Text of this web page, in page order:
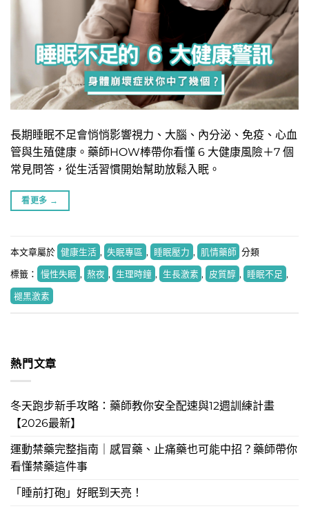
長期睡眠不足會悄悄影響視力、大腦、內分泌、免疫、心血
管與生殖健康。藥師HOW棒帶你看懂 6 大健康風險＋7 個
常見問答，從生活習慣開始幫助放鬆入眠。
看更多 →
本文章屬於 健康生活 , 失眠專區 , 睡眠壓力 , 肌情藥師 分類
標籤： 慢性失眠 , 熬夜 , 生理時鐘 , 生長激素 , 皮質醇 , 睡眠不足 ,
褪黑激素
熱門文章
冬天跑步新手攻略：藥師教你安全配速與12週訓練計畫
【2026最新】
運動禁藥完整指南｜感冒藥、止痛藥也可能中招？藥師帶你
看懂禁藥這件事
「睡前打砲」好眠到天亮！